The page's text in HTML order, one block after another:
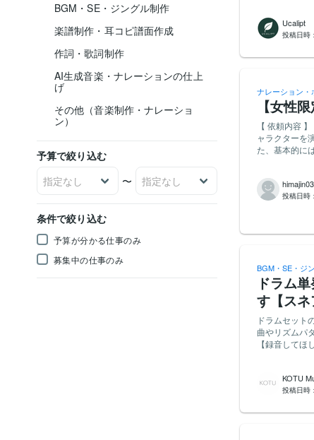
BGM・SE・ジングル制作
楽譜制作・耳コピ譜面作成
作詞・歌詞制作
AI生成音楽・ナレーションの仕上
げ
その他（音楽制作・ナレーショ
ン）
予算で絞り込む
〜
条件で絞り込む
予算が分かる仕事のみ
募集中の仕事のみ
度な演技は不要です
ズ・残響の少ない録音 - 納品形式: WAV（44.1kHz/16bit以
な再録 1回まで - 納期: ご相談（目安2週間以内） - AI音声・音声合成ではなく、ご本人に
ます。 ■ 権利について（重要・ご確認ください） - 納品音声について、検収・支払完了をもって、
当方（
布・サブライセ
としての利
を含みます - 実演家人格権の取り扱いについては、日本のエンタテインメント契約で一般的な条項
を同意書に記載します
併記）にご署名いただきます ■ ご提案いただき
朗読のサンプル（既存のもので
Ucalipt
投稿日時：
ナレーション・
【女性
【 依頼内容 】 こちらで用意した台本(2000～2500字程度)を読み上げていただきます。 内容はキ
ャラクターを
た、基本的には
している方。または
声収録に適し
投稿日時：
BGM・SE・ジ
ドラム
す【スネ
ドラムセット
曲やリズムパ
【録音してほし
ものから低い
分け） 【持ち物についてのお願い】 腕前よりも「持っている楽器の種類」を重視しています。以
迎） ・クラッシュシン
KOTU
投稿日時：